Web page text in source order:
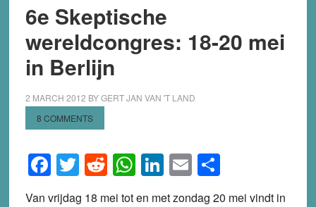
6e Skeptische
wereldcongres: 18-20 mei
in Berlijn
2 MARCH 2012 BYGERT JAN VAN 'T LAND
8 COMMENTS
Facebook
Twitter
Reddit
WhatsApp
LinkedIn
EmailShare
Van vrijdag 18 mei tot en met zondag 20 mei vindt in